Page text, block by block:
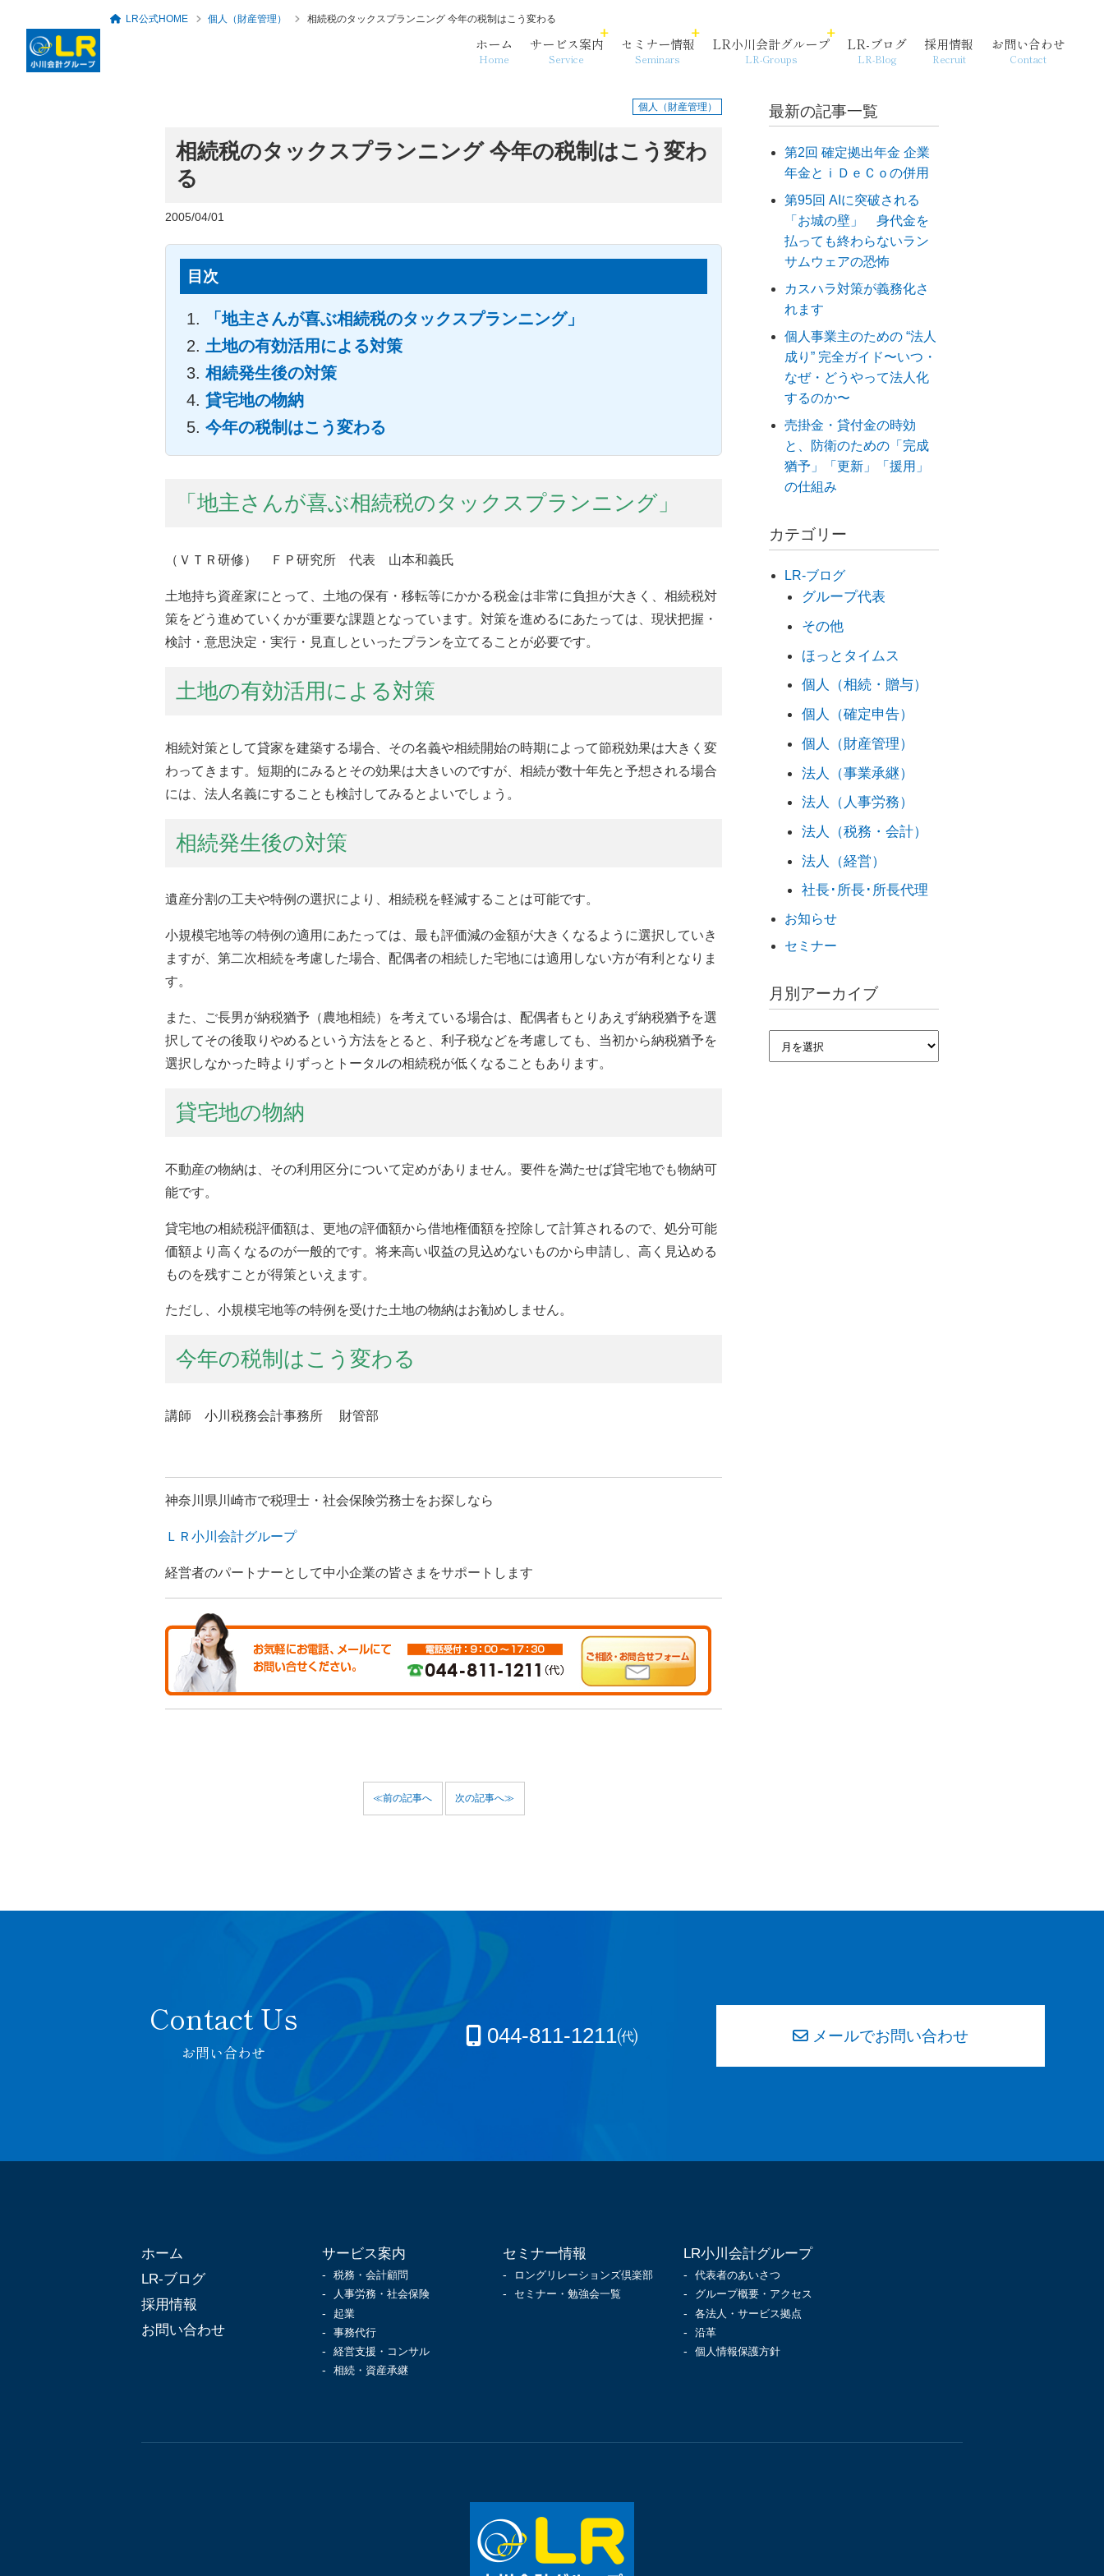
ホーム
Home
サービス案内
Service
税務・会計顧問 経営支援・コンサル
セミナー情報
Seminars
ロングリレーションズ
LR小川会計グループ
LR-Groups
代表者のあいさつ 個人情報保護方針
LR-ブログ
LR-Blog
採用情報
Recruit
お問い合わせ
Contact
LR公式HOME 個人（財産管理） 相続税のタックスプランニング 今年の税制はこう変わる
個人（財産管理）
相続税のタックスプランニング 今年の税制はこう変わ
る
2005/04/01
目次
「地主さんが喜ぶ相続税のタックスプランニング」
土地の有効活用による対策
相続発生後の対策
貸宅地の物納
今年の税制はこう変わる
「地主さんが喜ぶ相続税のタックスプランニング」
（ＶＴＲ研修） ＦＰ研究所 代表 山本和義氏
土地持ち資産家にとって、土地の保有・移転等にかかる税金は非常に負担が大きく、相続税対
策をどう進めていくかが重要な課題となっています。対策を進めるにあたっては、現状把握・
検討・意思決定・実行・見直しといったプランを立てることが必要です。
土地の有効活用による対策
相続対策として貸家を建築する場合、その名義や相続開始の時期によって節税効果は大きく変
わってきます。短期的にみるとその効果は大きいのですが、相続が数十年先と予想される場合
には、法人名義にすることも検討してみるとよいでしょう。
相続発生後の対策
遺産分割の工夫や特例の選択により、相続税を軽減することは可能です。
小規模宅地等の特例の適用にあたっては、最も評価減の金額が大きくなるように選択していき
ますが、第二次相続を考慮した場合、配偶者の相続した宅地には適用しない方が有利となりま
す。
また、ご長男が納税猶予（農地相続）を考えている場合は、配偶者もとりあえず納税猶予を選
択してその後取りやめるという方法をとると、利子税などを考慮しても、当初から納税猶予を
選択しなかった時よりずっとトータルの相続税が低くなることもあります。
貸宅地の物納
不動産の物納は、その利用区分について定めがありません。要件を満たせば貸宅地でも物納可
能です。
貸宅地の相続税評価額は、更地の評価額から借地権価額を控除して計算されるので、処分可能
価額より高くなるのが一般的です。将来高い収益の見込めないものから申請し、高く見込める
ものを残すことが得策といえます。
ただし、小規模宅地等の特例を受けた土地の物納はお勧めしません。
今年の税制はこう変わる
講師 小川税務会計事務所 財管部
神奈川県川崎市で税理士・社会保険労務士をお探しなら
ＬＲ小川会計グループ
経営者のパートナーとして中小企業の皆さまをサポートします
≪前の記事へ 次の記事へ≫
最新の記事一覧
第2回 確定拠出年金 企業
年金とｉＤｅＣｏの併用
第95回 AIに突破される
「お城の壁」 身代金を
払っても終わらないラン
サムウェアの恐怖
カスハラ対策が義務化さ
れます
個人事業主のための “法人
成り” 完全ガイド〜いつ・
なぜ・どうやって法人化
するのか〜
売掛金・貸付金の時効
と、防衛のための「完成
猶予」「更新」「援用」
の仕組み
カテゴリー
LR-ブログ
グループ代表
その他
ほっとタイムス
個人（相続・贈与）
個人（確定申告）
個人（財産管理）
法人（事業承継）
法人（人事労務）
法人（税務・会計）
法人（経営）
社長･所長･所長代理
お知らせ
セミナー
月別アーカイブ
お問い合わせ
044-811-1211㈹ メールでお問い合わせ
ホーム
LR-ブログ
採用情報
お問い合わせ
サービス案内
税務・会計顧問
人事労務・社会保険
起業
事務代行
経営支援・コンサル
相続・資産承継
セミナー情報
ロングリレーションズ倶楽部
セミナー・勉強会一覧
LR小川会計グループ
代表者のあいさつ
グループ概要・アクセス
各法人・サービス拠点
沿革
個人情報保護方針